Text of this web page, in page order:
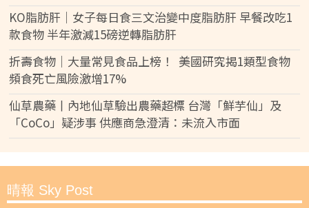
KO脂肪肝｜女子每日食三文治變中度脂肪肝 早餐改吃1
款食物 半年激減15磅逆轉脂肪肝
折壽食物｜大量常見食品上榜！ 美國研究揭1類型食物
頻食死亡風險激增17%
仙草農藥丨內地仙草驗出農藥超標 台灣「鮮芋仙」及
「CoCo」疑涉事 供應商急澄清：未流入市面
晴報 Sky Post